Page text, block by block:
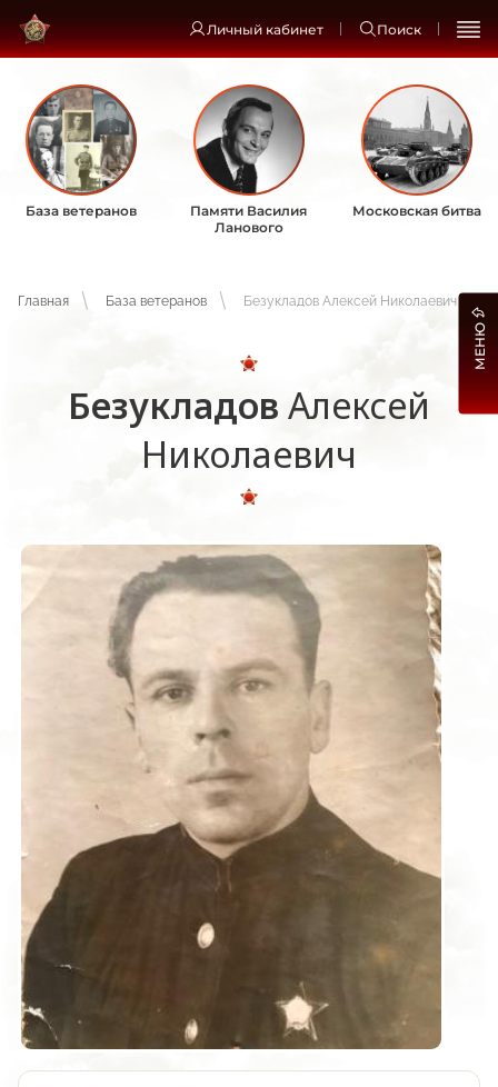
Личный кабинет Поиск
База ветеранов
Памяти Василия
Ланового
Московская битва
Главная База ветеранов Безукладов Алексей Николаевич
Безукладов Алексей
Николаевич
МЕНЮ